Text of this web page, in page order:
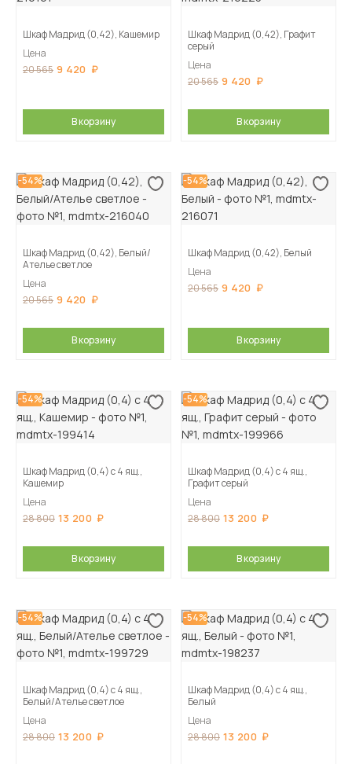
Шкаф Мадрид (0,42), Кашемир
Цена
20 565 9 420
В корзину
Шкаф Мадрид (0,42), Графит
серый
Цена
20 565 9 420
В корзину
-54%
Шкаф Мадрид (0,42), Белый/
Ателье светлое
Цена
20 565 9 420
В корзину
-54%
Шкаф Мадрид (0,42), Белый
Цена
20 565 9 420
В корзину
-54%
Шкаф Мадрид (0,4) с 4 ящ.,
Кашемир
Цена
28 800 13 200
В корзину
-54%
Шкаф Мадрид (0,4) с 4 ящ.,
Графит серый
Цена
28 800 13 200
В корзину
-54%
Шкаф Мадрид (0,4) с 4 ящ.,
Белый/Ателье светлое
Цена
28 800 13 200
-54%
Шкаф Мадрид (0,4) с 4 ящ.,
Белый
Цена
28 800 13 200